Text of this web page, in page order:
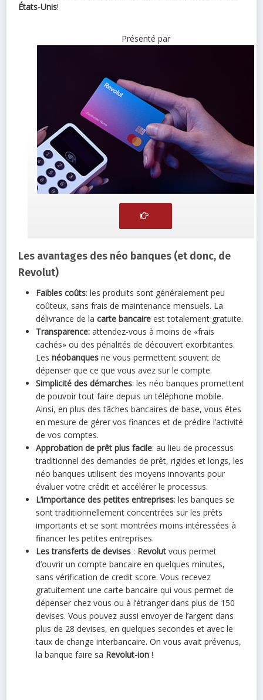
États-Unis!
Présenté par
Les avantages des néo banques (et donc, de
Revolut)
Faibles coûts: les produits sont généralement peu
coûteux, sans frais de maintenance mensuels. La
délivrance de lacarte bancaire est totalement gratuite.
Transparence: attendez-vous à moins de «frais
cachés» ou des pénalités de découvert exorbitantes.
Lesnéobanques ne vous permettent souvent de
dépenser que ce que vous avez sur le compte.
Simplicité des démarches: les néo banques promettent
de pouvoir tout faire depuis un téléphone mobile.
Ainsi, en plus des tâches bancaires de base, vous êtes
en mesure de gérer vos finances et de prédire l’activité
de vos comptes.
Approbation de prêt plus facile: au lieu de processus
traditionnel des demandes de prêt, rigides et longs, les
néo banques utilisent des moyens innovants pour
évaluer votre crédit et accélérer le processus.
L’importance des petites entreprises: les banques se
sont traditionnellement concentrées sur les prêts
importants et se sont montrées moins intéressées à
financer les petites entreprises.
Les transferts de devises : Revolut vous permet
d’ouvrir un compte bancaire en quelques minutes,
sans vérification de credit score. Vous recevez
gratuitement une carte bancaire qui vous permet de
dépenser chez vous ou à l’étranger dans plus de 150
devises. Vous pouvez aussi envoyer de l’argent dans
plus de 28 devises, en quelques secondes et avec le
taux de change interbancaire. On vous avait prévenus,
la banque faire sa Revolut-ion !